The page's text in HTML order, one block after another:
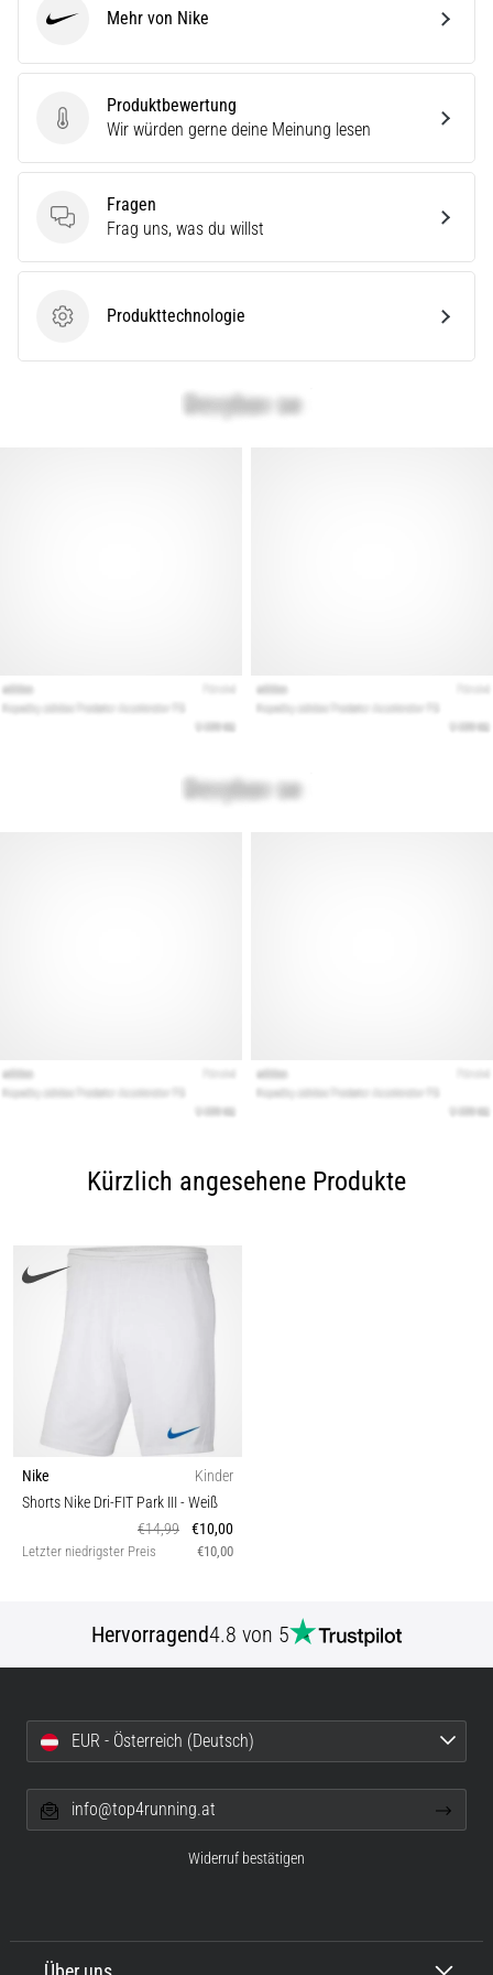
Produktbewertung
Produktbewertung
Wir würden gerne deine Meinung lesen
Fragen
Fragen
Frag uns, was du willst
Produkttechnologie
Produkttechnologie
Mehr von Nike
Kürzlich angesehene Produkte
Nike
Kinder
Shorts Nike Dri-FIT Park III- Weiß
€14,99
€10,00
Letzter niedrigster Preis €10,00
Hervorragend4.8 von 5
EUR - Österreich (Deutsch)
info@top4running.at
Widerruf bestätigen